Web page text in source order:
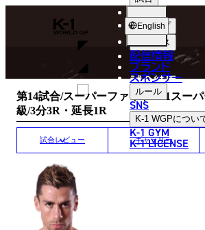
K-
WGP
English
ショップ
ニュース
配信情報
ブランド
スポンサー
ルール
SNS
K-1 WGPについ
K-1 GYM
K-1 LICENSE
MATCH
試合結果
第14試合/スーパーファイト/K-1スー
級/3分3R・延長1R
試合レビュー ギャラリー